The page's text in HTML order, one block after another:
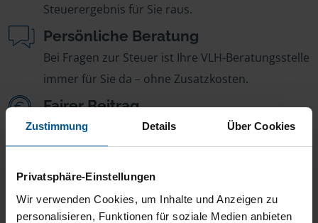
Zustimmung Details Über Cookies
Privatsphäre-Einstellungen
Wir verwenden Cookies, um Inhalte und Anzeigen zu
personalisieren, Funktionen für soziale Medien anbieten
Steuerergebnis für Sie raus.
Persönliche Beratung
Bei Fragen zur Steuer ist Ihre VLH-Beratungsstelle
immer für Sie da – ohne Zusatzkosten.
Fairer Beitrag
Sie zahlen für alle unsere Leistungen nur einen
jährlichen Mitgliedsbeitrag, der sich nach Ihren
Jahreseinnahmen richtet.